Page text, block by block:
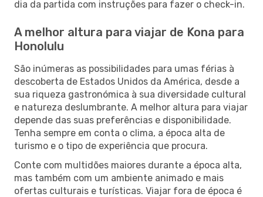
dia da partida com instruções para fazer o check-in.
A melhor altura para viajar de Kona para
Honolulu
São inúmeras as possibilidades para umas férias à
descoberta de Estados Unidos da América, desde a
sua riqueza gastronómica à sua diversidade cultural
e natureza deslumbrante. A melhor altura para viajar
depende das suas preferências e disponibilidade.
Tenha sempre em conta o clima, a época alta de
turismo e o tipo de experiência que procura.
Conte com multidões maiores durante a época alta,
mas também com um ambiente animado e mais
ofertas culturais e turísticas. Viajar fora de época é